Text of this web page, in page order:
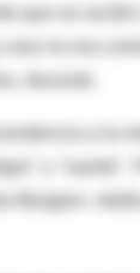
que es
eso no era
a la
y
Murgieri,